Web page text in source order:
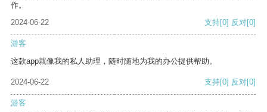
作。
2024-06-22
支持[0] 反对[0]
游客
这款app就像我的私人助理，随时随地为我的办公提供帮助。
2024-06-22 支持[0] 反对[0]
游客